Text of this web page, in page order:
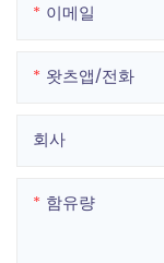
이메일
왓츠앱/전화
회사
함유량